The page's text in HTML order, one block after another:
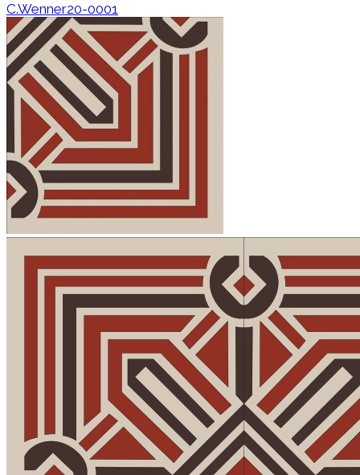
C.Wenner20-0001